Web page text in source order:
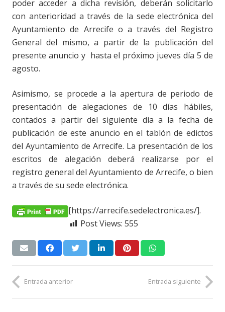
poder acceder a dicha revisión, deberán solicitarlo
con anterioridad a través de la sede electrónica del
Ayuntamiento de Arrecife o a través del Registro
General del mismo, a partir de la publicación del
presente anuncio y hasta el próximo jueves día 5 de
agosto.
Asimismo, se procede a la apertura de periodo de
presentación de alegaciones de 10 días hábiles,
contados a partir del siguiente día a la fecha de
publicación de este anuncio en el tablón de edictos
del Ayuntamiento de Arrecife. La presentación de los
escritos de alegación deberá realizarse por el
registro general del Ayuntamiento de Arrecife, o bien
a través de su sede electrónica.
[https://arrecife.sedelectronica.es/].
Post Views: 555
Entrada anterior Entrada siguiente